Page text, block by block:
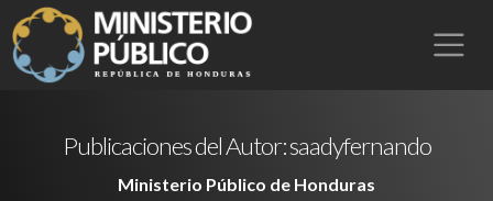
Publicaciones del Autor:saadyfernando
Ministerio Público de Honduras